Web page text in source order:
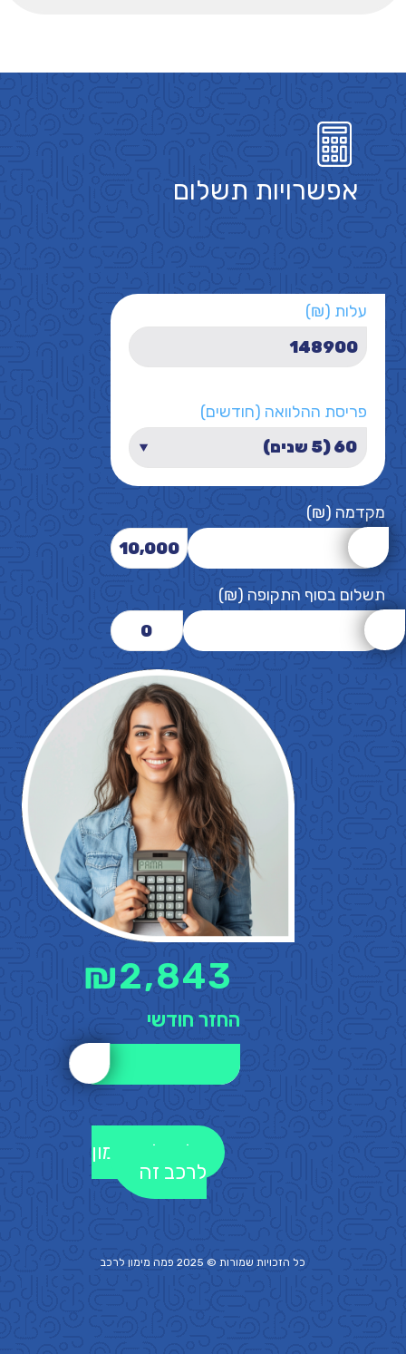
אפשרויות תשלום
עלות (₪)
פריסת ההלוואה (חודשים)
מקדמה (₪)
10,000
תשלום בסוף התקופה (₪)
0
2,843
₪
החזר חודשי
לקבלת מימון
לרכב זה
כל הזכויות שמורות © 2025 פמה מימון לרכב